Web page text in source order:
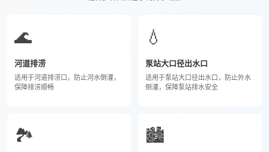
🌊
河道排涝
适用于河道排涝口，防止河水倒灌，
保障排涝顺畅
💧
泵站大口径出水口
适用于泵站大口径出水口，防止外水
倒灌，保障泵站排水安全
🏞️ 🏙️